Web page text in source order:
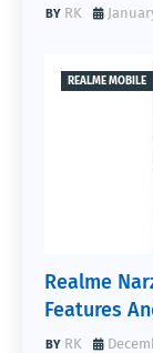
RK
REALME MOBILE
Realme
Features
RK